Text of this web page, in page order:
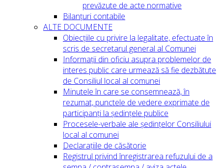
prevăzute de acte normative
Bilanțuri contabile
ALTE DOCUMENTE
Obiecțiile cu privire la legalitate, efectuate în
scris de secretarul general al Comunei
Informații din oficiu asupra problemelor de
interes public care urmează să fie dezbătute
de Consiliul local al comunei
Minutele în care se consemnează, în
rezumat, punctele de vedere exprimate de
participanți la ședințele publice
Procesele-verbale ale ședințelor Consiliului
local al comunei
Declarațiile de căsătorie
Registrul privind înregistrarea refuzului de a